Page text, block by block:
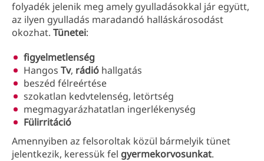
folyadék jelenik meg amely gyulladásokkal jár együtt,
az ilyen gyulladás maradandó halláskárosodást
okozhat. Tünetei:
figyelmetlenség
Hangos Tv, rádió hallgatás
beszéd félreértése
szokatlan kedvtelenség, letörtség
megmagyarázhatatlan ingerlékenység
Fülirritáció
Amennyiben az felsoroltak közül bármelyik tünet
jelentkezik, keressük fel gyermekorvosunkat.